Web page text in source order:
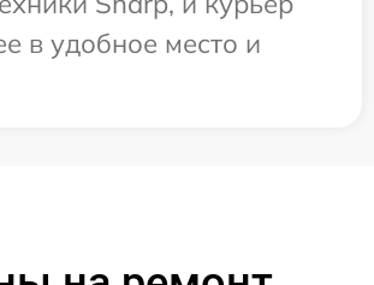
в удобное место и